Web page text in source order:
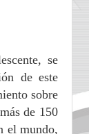
se
de este
sobre
de 150
el mundo,